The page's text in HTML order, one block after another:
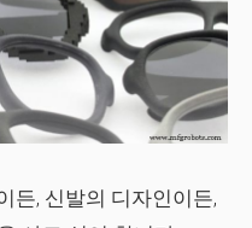
든, 신발의 디자인이든,